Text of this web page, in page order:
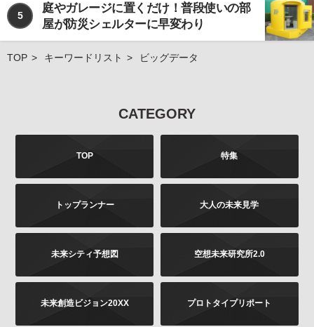
5
庭やガレージに置くだけ！普段使いの部
屋が防災シェルターに早変わり
TOP キーワードリスト ビッグデータ
CATEGORY
TOP 特集
トップランナー 大人の未来見学
未来シティ予想図 空想未来研究所2.0
未来創造ビジョン20XX プロトタイプリポート